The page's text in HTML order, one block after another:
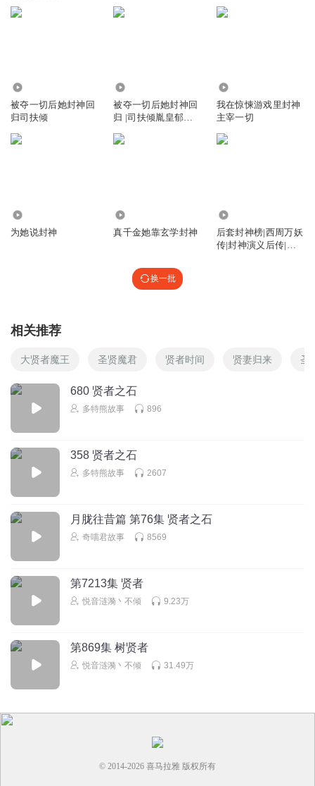
被夺一切后她封神回
归司扶倾
被夺一切后她封神回
归 |司扶倾胤皇郁夕
我在惊悚游戏里封神
主宰一切
为她说封神 真千金她靠玄学封神
后套封神榜|西周万妖
传|封神演义后传|爆
换一批
相关推荐
大贤者魔王 圣贤魔君 贤者时间 贤妻归来 圣
680 贤者之石
多特熊故事 896
358 贤者之石
多特熊故事 2607
月胧往昔篇 第76集 贤者之石
奇喵君故事 8569
第7213集 贤者
悦音涟漪丶不倾 9.23万
第869集 树贤者
悦音涟漪丶不倾 31.49万
© 2014-2026 喜马拉雅 版权所有